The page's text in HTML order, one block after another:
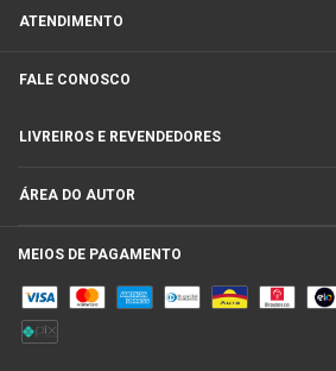
ATENDIMENTO
FALE CONOSCO
LIVREIROS E REVENDEDORES
ÁREA DO AUTOR
MEIOS DE PAGAMENTO